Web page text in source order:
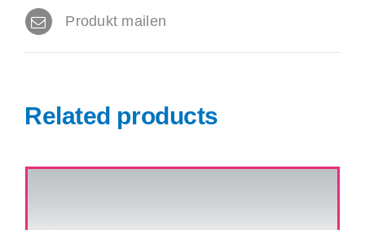
Produkt mailen
Related products